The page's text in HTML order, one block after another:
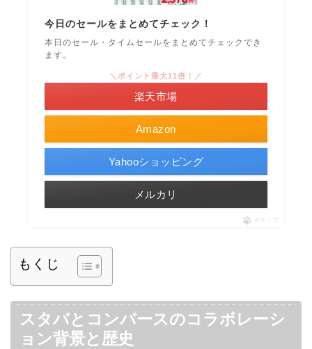
今日のセールをまとめてチェック！
本日のセール・タイムセールをまとめてチェックでき
ます。
Amazon
＼ポイント最大11倍！／
楽天市場
Yahooショッピング
メルカリ
ポチップ
もくじ
スタバとコンバースのコラボレーシ
ョン背景と歴史